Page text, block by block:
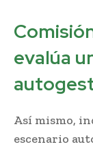
evalúa
Así mismo,
escenario